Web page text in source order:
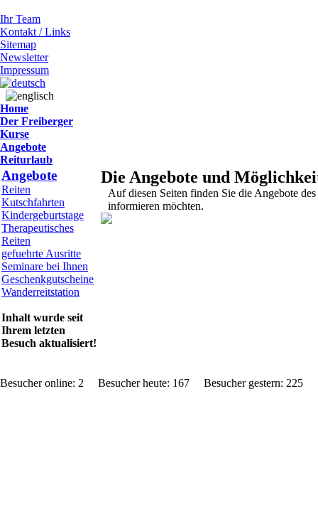
Ihr Team
Kontakt / Links
Sitemap
Newsletter
Impressum
Home
Der Freiberger
Kurse
Angebote
Reiturlaub
Angebote
Reiten
Kutschfahrten
Kindergeburtstage
Therapeutisches
Reiten
gefuehrte Ausritte
Seminare bei Ihnen
Geschenkgutscheine
Wanderreitstation
Inhalt wurde seit
Ihrem letzten
Besuch aktualisiert!
Die Angebote und
Auf diesen Seiten finden Sie die Angebote
informieren möchten.
Besucher online: 2 Besucher heute: 167 Besucher gestern: